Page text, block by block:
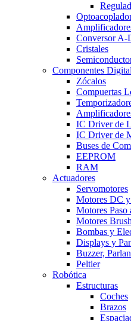
Conversor A-
Cristales
Componentes
Zócalos
Compuertas
IC Driver de
IC Driver de
Buses de
EEPROM
RAM
Actuadores
Servomotores
Motores DC
Motores Paso
Motores
Bombas y
Displays y
Buzzer,
Peltier
Robótica
Estructuras
Coches
Brazos